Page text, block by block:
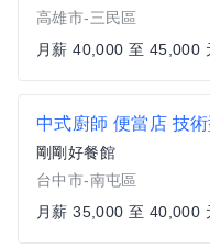
高雄市-三民區
月薪 40,000 至 45,000
中式廚師 便當店 技
剛剛好餐館
台中市-南屯區
月薪 35,000 至 40,000